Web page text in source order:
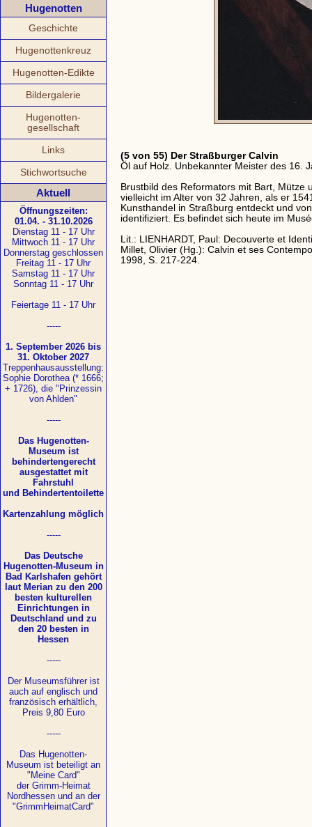
Hugenotten
Geschichte
Hugenottenkreuz
Hugenotten-Edikte
Bildergalerie
Hugenotten-
gesellschaft
Links
Stichwortsuche
Aktuell
Öffnungszeiten:
01.04. - 31.10.2026
Dienstag 11 - 17 Uhr
Mittwoch 11 - 17 Uhr
Donnerstag geschlossen
Freitag 11 - 17 Uhr
Samstag 11 - 17 Uhr
Sonntag 11 - 17 Uhr
Feiertage 11 - 17 Uhr
-----
1. September 2026 bis
31. Oktober 2027
Treppenhausausstellung:
Sophie Dorothea (* 1666;
+ 1726), die "Prinzessin
von Ahlden"
-----
Das Hugenotten-
Museum ist
behindertengerecht
ausgestattet mit
Fahrstuhl
und Behindertentoilette
Kartenzahlung möglich
-----
Das Deutsche
Hugenotten-Museum in
Bad Karlshafen gehört
laut Merian zu den 200
besten kulturellen
Einrichtungen in
Deutschland und zu
den 20 besten in
Hessen
-----
Der Museumsführer ist
auch auf englisch und
französisch erhältlich,
Preis 9,80 Euro
-----
Das Hugenotten-
Museum ist beteiligt an
"Meine Card"
der Grimm-Heimat
Nordhessen und an der
"GrimmHeimatCard"
(5 von 55) Der Straßburger Calvin
Öl auf Holz. Unbekannter Meister des 16.
Brustbild des Reformators mit Bart, Mütze
vielleicht im Alter von 32 Jahren, als er
Kunsthandel in Straßburg entdeckt und
identifiziert. Es befindet sich heute im
Lit.: LIENHARDT, Paul: Decouverte et
Millet, Olivier (Hg.): Calvin et ses
1998, S. 217-224.